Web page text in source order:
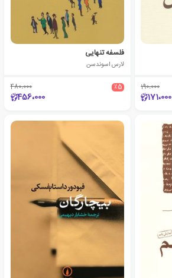
190،000
171،000
فلسفه تنهایی
لارس اسوندسن
٪5 480،000
456،000